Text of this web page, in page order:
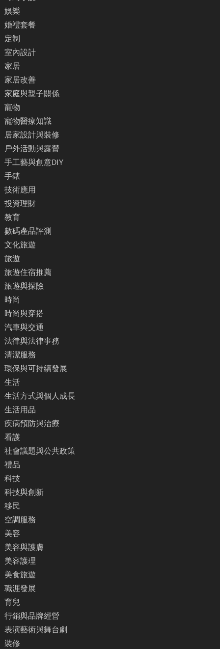
娛樂
婚禮套餐
定制
室內設計
家居
家居改善
家庭與親子關係
寵物
寵物醫療知識
居家設計與裝修
戶外活動與露營
手工藝與創意DIY
手錶
技術應用
投資理財
教育
數碼產品評測
文化旅遊
旅遊
旅遊住宿推薦
旅遊與探險
時尚
時尚與穿搭
汽車與交通
法律與法律事務
清潔服務
環保與可持續發展
生活
生活方式與個人成長
生活用品
疾病預防與治療
看護
社會議題與公共政策
禮品
科技
科技與創新
移民
空調服務
美容
美容與護膚
美容護理
美食旅遊
職涯發展
育兒
行銷與品牌經營
表演藝術與舞台劇
裝修